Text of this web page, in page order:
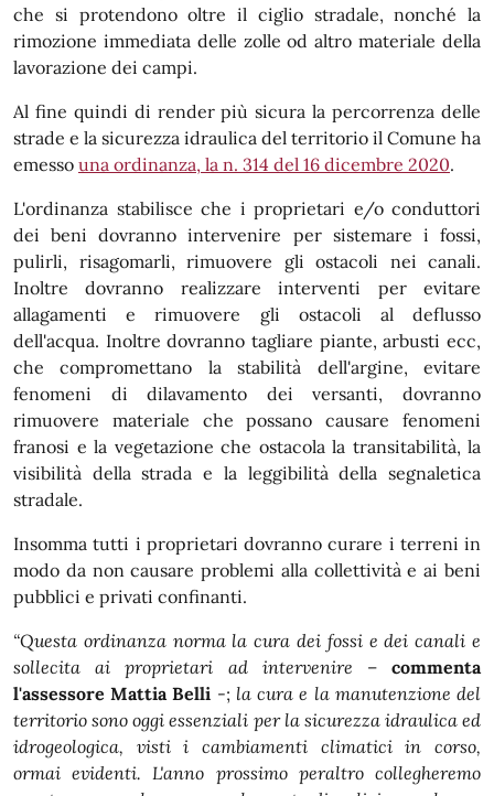
che si protendono oltre il ciglio stradale, nonché la
rimozione immediata delle zolle od altro materiale della
lavorazione dei campi.
Al fine quindi di render più sicura la percorrenza delle
strade e la sicurezza idraulica del territorio il Comune ha
emesso una ordinanza, la n. 314 del 16 dicembre 2020.
L'ordinanza stabilisce che i proprietari e/o conduttori
dei beni dovranno intervenire per sistemare i fossi,
pulirli, risagomarli, rimuovere gli ostacoli nei canali.
Inoltre dovranno realizzare interventi per evitare
allagamenti e rimuovere gli ostacoli al deflusso
dell'acqua. Inoltre dovranno tagliare piante, arbusti ecc,
che compromettano la stabilità dell'argine, evitare
fenomeni di dilavamento dei versanti, dovranno
rimuovere materiale che possano causare fenomeni
franosi e la vegetazione che ostacola la transitabilità, la
visibilità della strada e la leggibilità della segnaletica
stradale.
Insomma tutti i proprietari dovranno curare i terreni in
modo da non causare problemi alla collettività e ai beni
pubblici e privati confinanti.
“Questa ordinanza norma la cura dei fossi e dei canali e
sollecita ai proprietari ad intervenire –commenta
l'assessore Mattia Belli -; la cura e la manutenzione del
territorio sonooggi essenziali per la sicurezza idraulica ed
idrogeologica, visti i cambiamenti climatici in corso,
ormai evidenti. L'anno prossimo peraltro collegheremo